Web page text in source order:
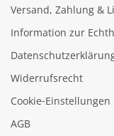
Versand, Zahlung &
Information zur
Widerrufsrecht
Cookie‑Einstellungen
AGB